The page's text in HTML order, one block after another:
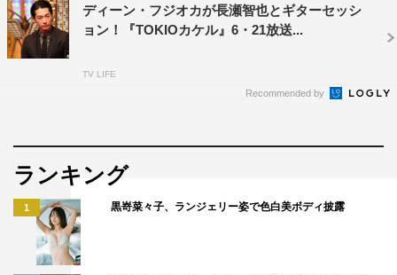
ディーン・フジオカが長瀬智也とギターセッシ
ョン！『TOKIOカケル』6・21放送...
TV LIFE
Recommended by
ランキング
1 黒嵜菜々子、ランジェリー姿で色白美ボディ披露